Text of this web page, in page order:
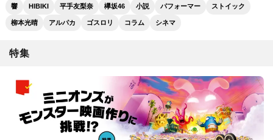
響 HIBIKI 平手友梨奈 欅坂46 小説 パフォーマー ストイック
柳本光晴 アルパカ ゴスロリ コラム シネマ
特集